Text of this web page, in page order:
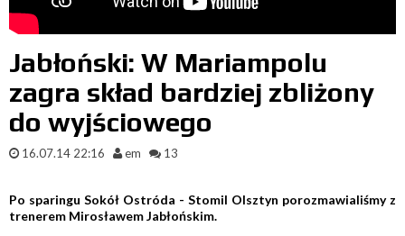
Jabłoński: W Mariampolu
zagra skład bardziej zbliżony
do wyjściowego
16.07.14 22:16 em 13
Po sparingu Sokół Ostróda - Stomil Olsztyn porozmawialiśmy z
trenerem Mirosławem Jabłońskim.